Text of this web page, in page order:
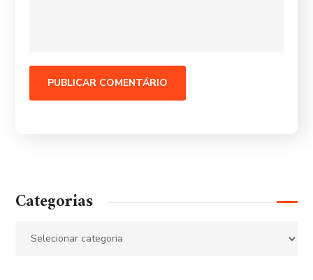
Categorias